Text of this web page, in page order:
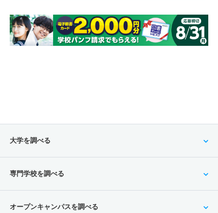
大学を調べる
専門学校を調べる
オープンキャンパスを調べる